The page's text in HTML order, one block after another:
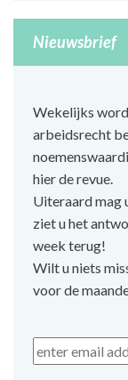
Nieuwsbrief
Wekelijks
arbeidsrecht
hier de revue.
Uiteraard mag
ziet u het
week terug!
Wilt u niets
voor de